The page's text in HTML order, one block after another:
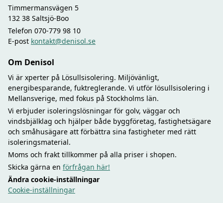
Timmermansvägen 5
132 38 Saltsjö-Boo
Telefon 070-779 98 10
E-post kontakt@denisol.se
Om Denisol
Vi är xperter på Lösullsisolering. Miljövänligt,
energibesparande, fuktreglerande. Vi utför lösullsisolering i
Mellansverige, med fokus på Stockholms län.
Vi erbjuder isoleringslösningar för golv, väggar och
vindsbjälklag och hjälper både byggföretag, fastighetsägare
och småhusägare att förbättra sina fastigheter med rätt
isoleringsmaterial.
Moms och frakt tillkommer på alla priser i shopen.
Skicka gärna en förfrågan här!
Ändra cookie-inställningar
Cookie-inställningar